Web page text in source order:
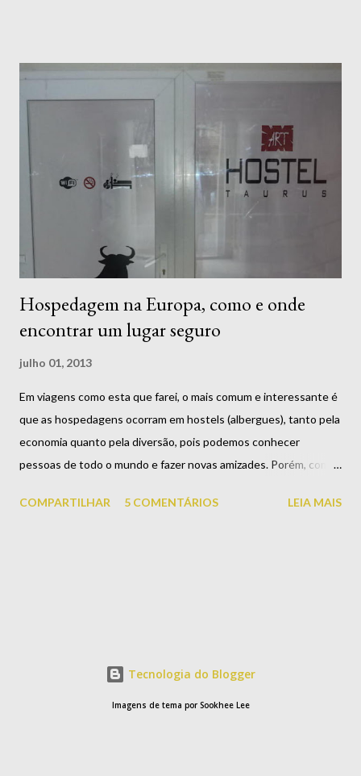
pessoas. Serão seis palcos e cerca de 150 atrações, como David
Guetta, Steve Aoki, Avicii, Fatboy Slim, entre outros. Assim
como o Tomorrowland realizado na Bélgica, o Tomorrowland
Brasil ofertará ingressos para os três dias juntos e para dias
separados, assim como os pacotes de Global Journey e o
famoso DreamVille, uma área de camping anexa ao festival.
Hospedagem na Europa, como e onde
encontrar um lugar seguro
julho 01, 2013
Em viagens como esta que farei, o mais comum e interessante é
que as hospedagens ocorram em hostels (albergues), tanto pela
economia quanto pela diversão, pois podemos conhecer
pessoas de todo o mundo e fazer novas amizades. Porém, como
foi mais vantajoso pra gente reservar hotéis e apartamentos,
foram feitas pelo Booking , e a dos hostels pelo Hostelworld . No
cancelamento gratuito, mas, para isso, a reserva fica mais cara, e
COMPARTILHAR 5 COMENTÁRIOS LEIA MAIS
Tecnologia do Blogger
Imagens de tema por Sookhee Lee